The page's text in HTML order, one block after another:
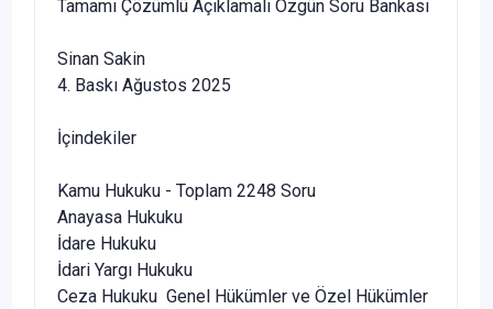
Tamamı Çözümlü Açıklamalı Özgün Soru Bankası
Sinan Sakin
4. Baskı Ağustos 2025
İçindekiler
Kamu Hukuku - Toplam 2248 Soru
Anayasa Hukuku
İdare Hukuku
İdari Yargı Hukuku
Ceza Hukuku Genel Hükümler ve Özel Hükümler